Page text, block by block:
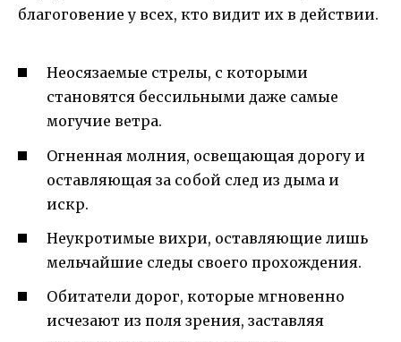
благоговение у всех, кто видит их в действии.
Неосязаемые стрелы, с которыми
становятся бессильными даже самые
могучие ветра.
Огненная молния, освещающая дорогу и
оставляющая за собой след из дыма и
искр.
Неукротимые вихри, оставляющие лишь
мельчайшие следы своего прохождения.
Обитатели дорог, которые мгновенно
исчезают из поля зрения, заставляя